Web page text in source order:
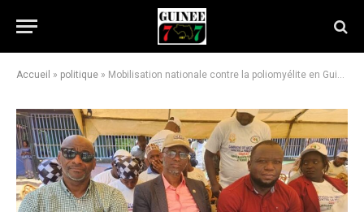
Accueil » politique » Mobilisation nationale contre la poliomyélite en Guinée : des milliers d’enfants protégés grâce à une campagne soutenue par le CDC